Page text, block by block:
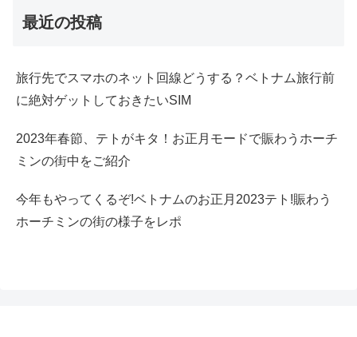
最近の投稿
旅行先でスマホのネット回線どうする？ベトナム旅行前
に絶対ゲットしておきたいSIM
2023年春節、テトがキタ！お正月モードで賑わうホーチ
ミンの街中をご紹介
今年もやってくるぞ!ベトナムのお正月2023テト!賑わう
ホーチミンの街の様子をレポ